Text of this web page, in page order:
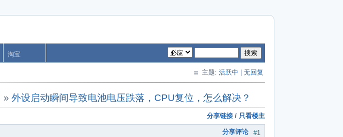
淘宝 搜索
主题: 活跃中 无回复
»外设启动瞬间导致电池电压跌落，CPU复位，怎么解决？
分享链接 / 只看楼主
#1
分享评论